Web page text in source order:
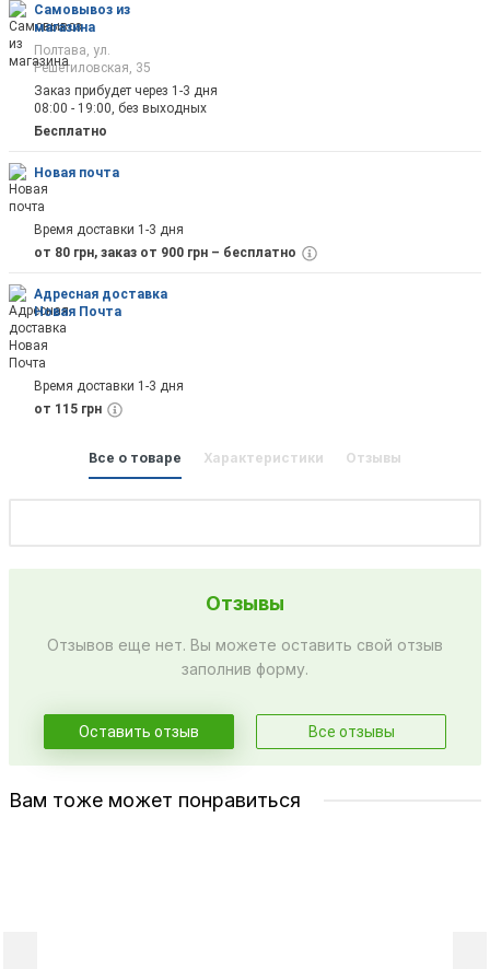
Самовывоз из
магазина
Полтава, ул.
Решетиловская, 35
Заказ прибудет через 1-3 дня
08:00 - 19:00, без выходных
Бесплатно
Новая почта
Время доставки 1-3 дня
от 80 грн, заказ от 900 грн – бесплатно
Адресная доставка
Новая Почта
Время доставки 1-3 дня
от 115 грн
Все о товаре Характеристики Отзывы
Отзывы
Отзывов еще нет. Вы можете оставить свой отзыв
заполнив форму.
Оставить отзыв Все отзывы
Вам тоже может понравиться